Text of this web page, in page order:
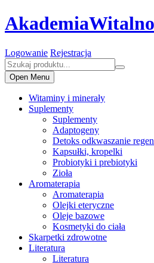
Logowanie Rejestracja
Open Menu
Witaminy i minerały
Suplementy
Suplementy
Adaptogeny
Detoks odkwaszanie
Kapsułki, kropelki
Probiotyki i prebiotyki
Zioła
Aromaterapia
Aromaterapia
Olejki eteryczne
Oleje bazowe
Kosmetyki do ciała
Skarpetki zdrowotne
Literatura
Literatura